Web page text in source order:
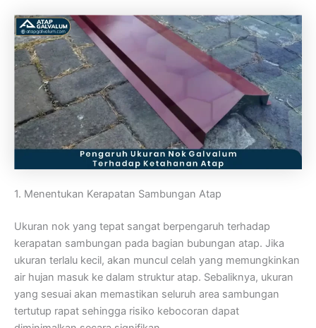
1. Menentukan Kerapatan Sambungan Atap
Ukuran nok yang tepat sangat berpengaruh terhadap
kerapatan sambungan pada bagian bubungan atap. Jika
ukuran terlalu kecil, akan muncul celah yang memungkinkan
air hujan masuk ke dalam struktur atap. Sebaliknya, ukuran
yang sesuai akan memastikan seluruh area sambungan
tertutup rapat sehingga risiko kebocoran dapat